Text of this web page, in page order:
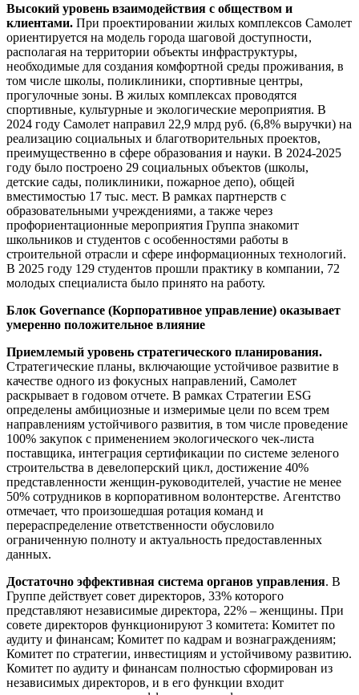
Высокий уровень взаимодействия с обществом и
клиентами. При проектировании жилых комплексов Самолет
ориентируется на модель города шаговой доступности,
располагая на территории объекты инфраструктуры,
необходимые для создания комфортной среды проживания, в
том числе школы, поликлиники, спортивные центры,
прогулочные зоны. В жилых комплексах проводятся
спортивные, культурные и экологические мероприятия. В
2024 году Самолет направил 22,9 млрд руб. (6,8% выручки) на
реализацию социальных и благотворительных проектов,
преимущественно в сфере образования и науки. В 2024-2025
году было построено 29 социальных объектов (школы,
детские сады, поликлиники, пожарное депо), общей
вместимостью 17 тыс. мест. В рамках партнерств с
образовательными учреждениями, а также через
профориентационные мероприятия Группа знакомит
школьников и студентов с особенностями работы в
строительной отрасли и сфере информационных технологий.
В 2025 году 129 студентов прошли практику в компании, 72
молодых специалиста было принято на работу.
Блок Governance (Корпоративное управление) оказывает
умеренно положительное влияние
Приемлемый уровень стратегического планирования.
Стратегические планы, включающие устойчивое развитие в
качестве одного из фокусных направлений, Самолет
раскрывает в годовом отчете. В рамках Стратегии ESG
определены амбициозные и измеримые цели по всем трем
направлениям устойчивого развития, в том числе проведение
100% закупок с применением экологического чек-листа
поставщика, интеграция сертификации по системе зеленого
строительства в девелоперский цикл, достижение 40%
представленности женщин-руководителей, участие не менее
50% сотрудников в корпоративном волонтерстве. Агентство
отмечает, что произошедшая ротация команд и
перераспределение ответственности обусловило
ограниченную полноту и актуальность предоставленных
данных.
Достаточно эффективная система органов управления. В
Группе действует совет директоров, 33% которого
представляют независимые директора, 22% – женщины. При
совете директоров функционируют 3 комитета: Комитет по
аудиту и финансам; Комитет по кадрам и вознаграждениям;
Комитет по стратегии, инвестициям и устойчивому развитию.
Комитет по аудиту и финансам полностью сформирован из
независимых директоров, и в его функции входит